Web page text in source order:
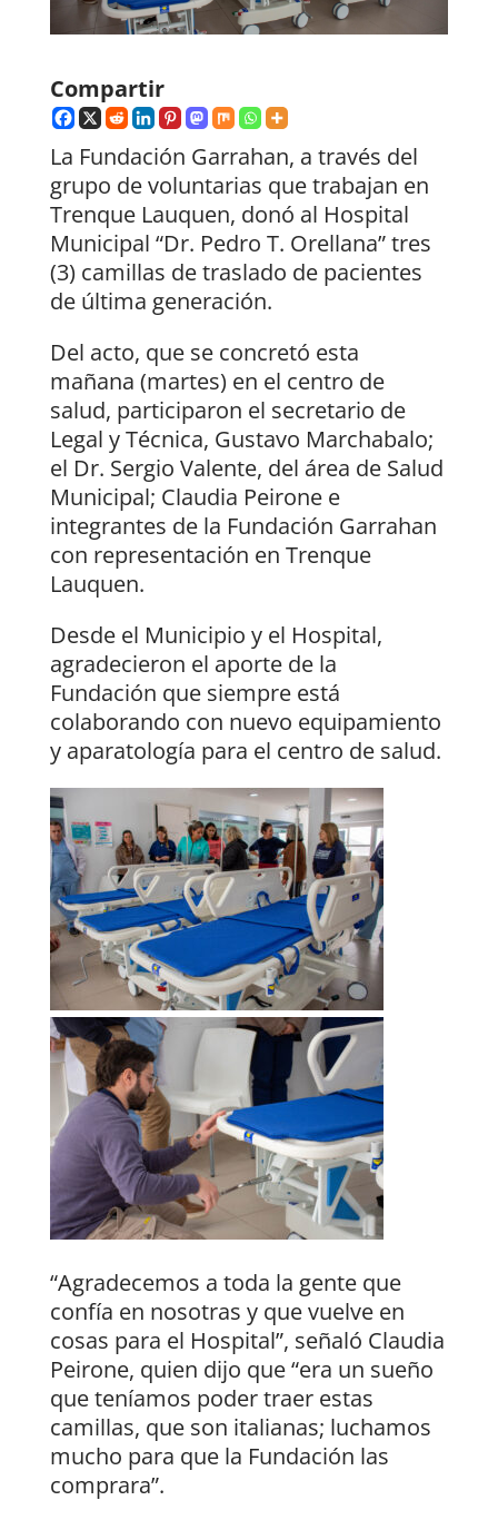
Compartir
La Fundación Garrahan, a través del
grupo de voluntarias que trabajan en
Trenque Lauquen, donó al Hospital
Municipal “Dr. Pedro T. Orellana” tres
(3) camillas de traslado de pacientes
de última generación.
Del acto, que se concretó esta
mañana (martes) en el centro de
salud, participaron el secretario de
Legal y Técnica, Gustavo Marchabalo;
el Dr. Sergio Valente, del área de Salud
Municipal; Claudia Peirone e
integrantes de la Fundación Garrahan
con representación en Trenque
Lauquen.
Desde el Municipio y el Hospital,
agradecieron el aporte de la
Fundación que siempre está
colaborando con nuevo equipamiento
y aparatología para el centro de salud.
“Agradecemos a toda la gente que
confía en nosotras y que vuelve en
cosas para el Hospital”, señaló Claudia
Peirone, quien dijo que “era un sueño
que teníamos poder traer estas
camillas, que son italianas; luchamos
mucho para que la Fundación las
comprara”.